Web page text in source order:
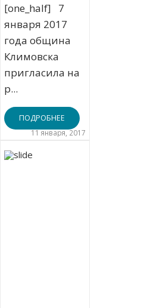
[one_half] 7
января 2017
года община
Климовска
пригласила на
р...
ПОДРОБНЕЕ
11 января, 2017